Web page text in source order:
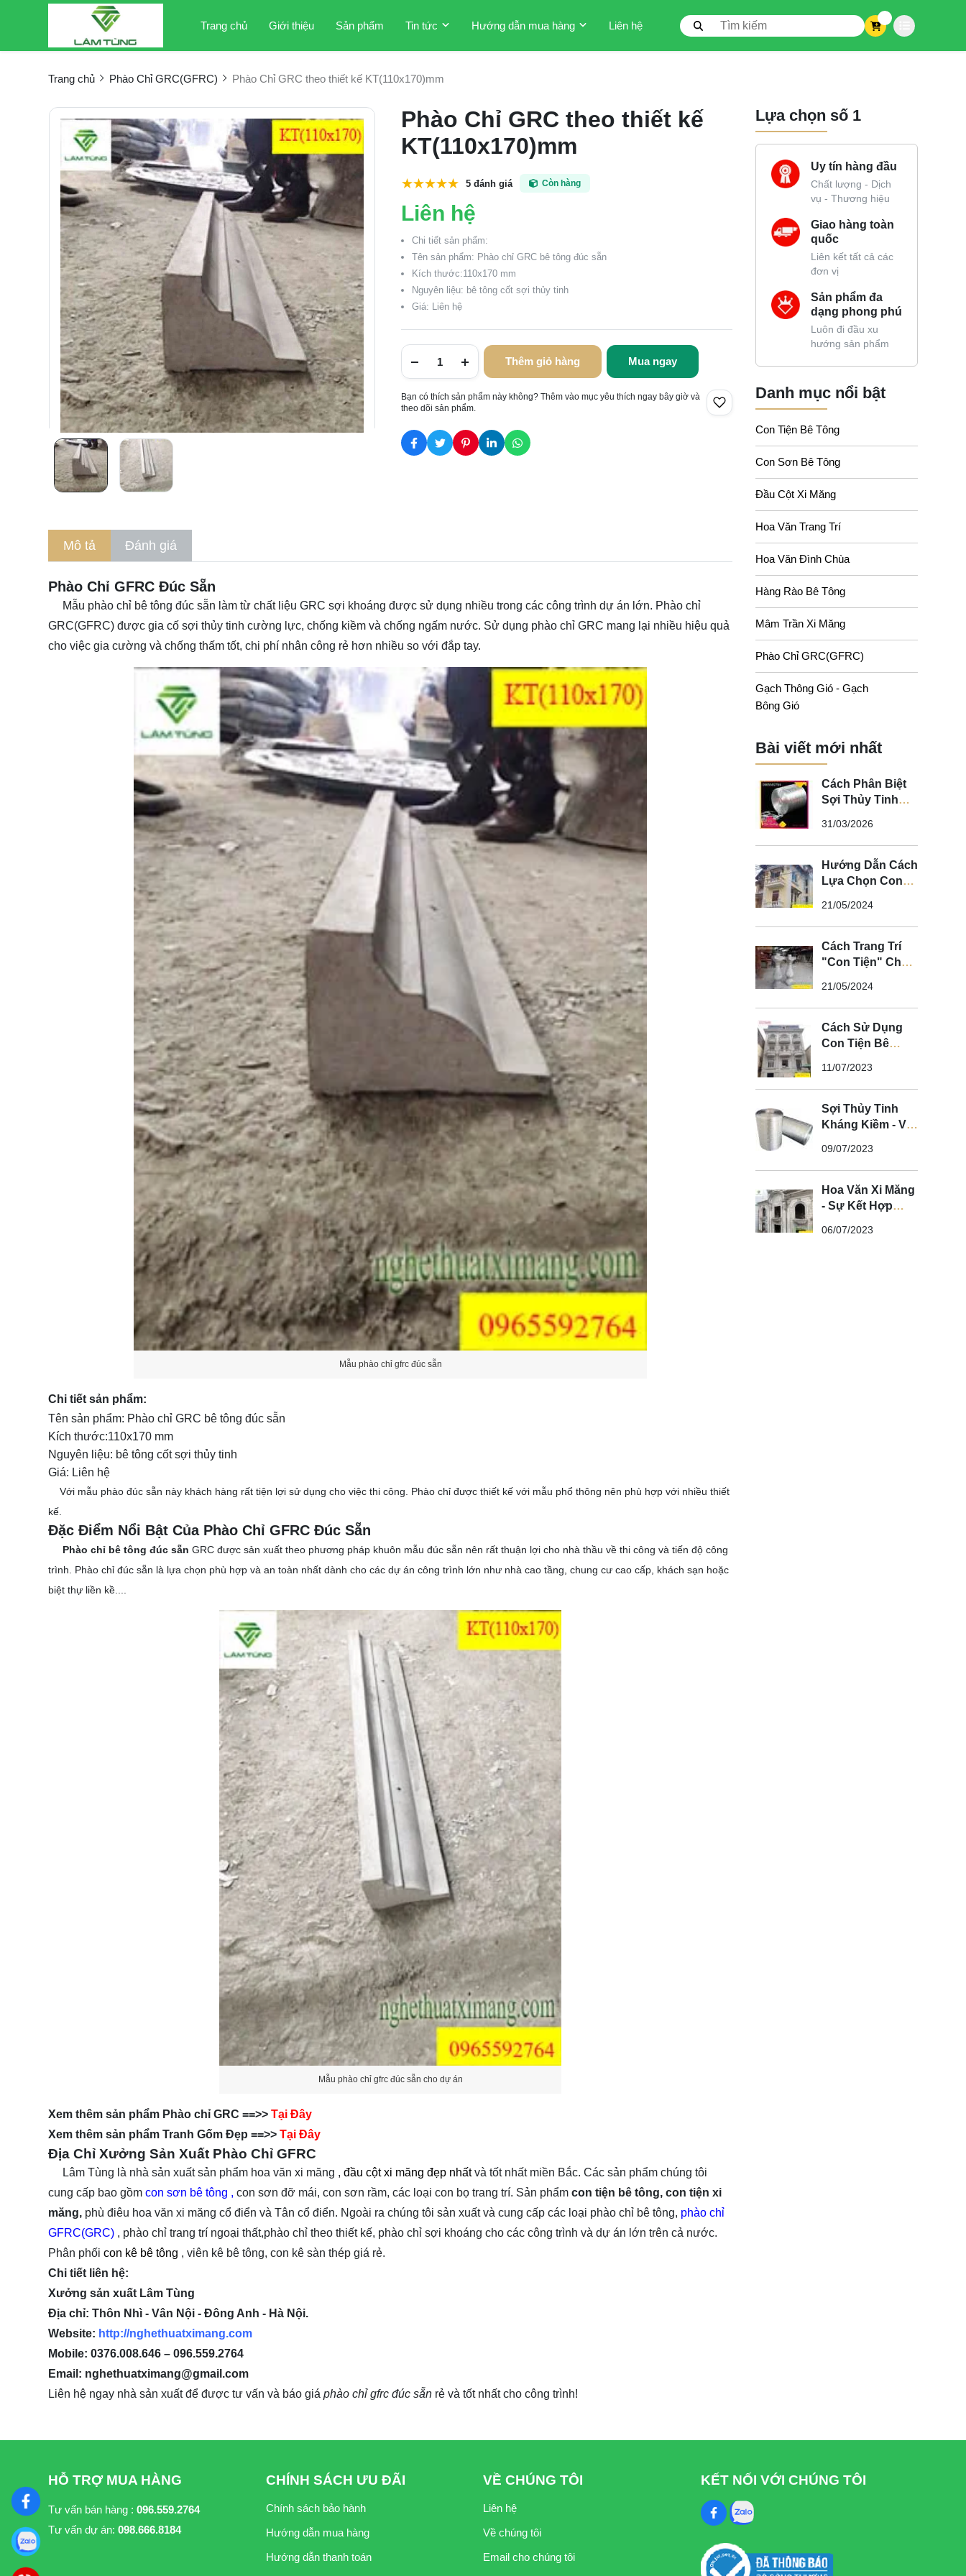
Trang chủ Giới thiệu Sản phẩm Tin tức Hướng dẫn mua hàng Liên hệ
Trang chủ Phào Chỉ GRC(GFRC) Phào Chỉ GRC theo thiết kế KT(110x170)mm
Phào Chỉ GRC theo thiết kế
KT(110x170)mm
5 đánh giá Còn hàng
Liên hệ
Chi tiết sản phẩm:
Tên sản phẩm: Phào chỉ GRC bê tông đúc sẵn
Kích thước:110x170 mm
Nguyên liệu: bê tông cốt sợi thủy tinh
Giá: Liên hệ
Thêm giỏ hàng Mua ngay
Bạn có thích sản phẩm này không? Thêm vào mục yêu thích ngay bây giờ và
theo dõi sản phẩm.
Mô tả Đánh giá
Phào Chỉ GFRC Đúc Sẵn
Mẫu phào chỉ bê tông đúc sẵn làm từ chất liệu GRC sợi khoáng được sử dụng nhiều trong các công trình dự án lớn. Phào chỉ
GRC(GFRC) được gia cố sợi thủy tinh cường lực, chống kiềm và chống ngấm nước. Sử dụng phào chỉ GRC mang lại nhiều hiệu quả
cho việc gia cường và chống thấm tốt, chi phí nhân công rẻ hơn nhiều so với đắp tay.
Mẫu phào chỉ gfrc đúc sẵn
Chi tiết sản phẩm:
Tên sản phẩm: Phào chỉ GRC bê tông đúc sẵn
Kích thước:110x170 mm
Nguyên liệu: bê tông cốt sợi thủy tinh
Giá: Liên hệ
Với mẫu phào đúc sẵn này khách hàng rất tiện lợi sử dụng cho việc thi công. Phào chỉ được thiết kế với mẫu phổ thông nên phù hợp với nhiều thiết
kế.
Đặc Điểm Nổi Bật Của Phào Chỉ GFRC Đúc Sẵn
Phào chỉ bê tông đúc sẵn GRC được sản xuất theo phương pháp khuôn mẫu đúc sẵn nên rất thuận lợi cho nhà thầu về thi công và tiến độ công
trình. Phào chỉ đúc sẵn là lựa chọn phù hợp và an toàn nhất dành cho các dự án công trình lớn như nhà cao tầng, chung cư cao cấp, khách sạn hoặc
biệt thự liền kề....
Mẫu phào chỉ gfrc đúc sẵn cho dự án
Xem thêm sản phẩm Phào chỉ GRC ==>> Tại Đây
Xem thêm sản phẩm Tranh Gốm Đẹp ==>> Tại Đây
Địa Chỉ Xưởng Sản Xuất Phào Chỉ GFRC
Lâm Tùng là nhà sản xuất sản phẩm hoa văn xi măng , đầu cột xi măng đẹp nhấtvà tốt nhất miền Bắc. Các sản phẩm chúng tôi
cung cấp bao gồm con sơn bê tông , con sơn đỡ mái, con sơn rầm, các loại con bọ trang trí. Sản phẩm con tiện bê tông, con tiện xi
măng, phù điêu hoa văn xi măng cổ điển và Tân cổ điển. Ngoài ra chúng tôi sản xuất và cung cấp các loại phào chỉ bê tông, phào chỉ
GFRC(GRC) , phào chỉ trang trí ngoại thất,phào chỉ theo thiết kế, phào chỉ sợi khoáng cho các công trình và dự án lớn trên cả nước.
Phân phối con kê bê tông , viên kê bê tông, con kê sàn thép giá rẻ.
Chi tiết liên hệ:
Xưởng sản xuất Lâm Tùng
Địa chỉ: Thôn Nhì - Vân Nội - Đông Anh - Hà Nội.
Website: http://nghethuatximang.com
Mobile: 0376.008.646 – 096.559.2764
Email: nghethuatximang@gmail.com
Liên hệ ngay nhà sản xuất để được tư vấn và báo giá phào chỉ gfrc đúc sẵn rẻ và tốt nhất cho công trình!
Lựa chọn số 1
Uy tín hàng đầu
Chất lượng - Dịch
vụ - Thương hiệu
Giao hàng toàn
quốc
Liên kết tất cả các
đơn vị
Sản phẩm đa
dạng phong phú
Luôn đi đầu xu
hướng sản phẩm
Danh mục nổi bật
Con Tiện Bê Tông
Con Sơn Bê Tông
Đầu Cột Xi Măng
Hoa Văn Trang Trí
Hoa Văn Đình Chùa
Hàng Rào Bê Tông
Mâm Trần Xi Măng
Phào Chỉ GRC(GFRC)
Gạch Thông Gió - Gạch
Bông Gió
Bài viết mới nhất
Cách Phân Biệt
Sợi Thủy Tinh
Sợi Thủy Tinh
Không Kháng
Kiềm
31/03/2026
Hướng Dẫn Cách
Lựa Chọn Con
Cho Lan Can
21/05/2024
Cách Trang Trí
"Con Tiện" Cho
Thự Tân Cổ Điển
21/05/2024
Cách Sử Dụng
Con Tiện Bê
Thự Tân Cổ Điển
- Nghệ Thuật Xi
Măng
11/07/2023
Sợi Thủy Tinh
Kháng Kiềm - Vì
GFRC Phải Sử
Dụng Sợi Thủy
Tinh Kháng
Kiềm?
09/07/2023
Hoa Văn Xi Măng
- Sự Kết Hợp
Nghệ Thuật và
06/07/2023
HỖ TRỢ MUA HÀNG
Tư vấn bán hàng : 096.559.2764
Tư vấn dự án: 098.666.8184
CHÍNH SÁCH ƯU ĐÃI
Chính sách bảo hành
Hướng dẫn mua hàng
Hướng dẫn thanh toán
VỀ CHÚNG TÔI
Liên hệ
Về chúng tôi
Email cho chúng tôi
KẾT NỐI VỚI CHÚNG TÔI